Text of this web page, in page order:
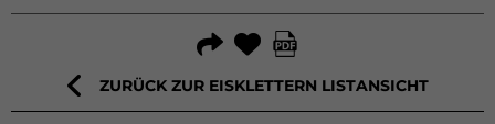
ZURÜCK ZUR EISKLETTERN LISTANSICHT